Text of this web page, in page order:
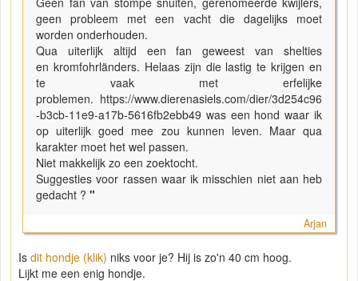
geen probleem met een vacht die dagelijks moet
worden onderhouden.
Qua uiterlijk altijd een fan geweest van shelties
en kromfohrländers. Helaas zijn die lastig te krijgen en
te vaak met erfelijke
problemen. https://www.dierenasiels.com/dier/3d254c96
-b3cb-11e9-a17b-5616fb2ebb49 was een hond waar ik
op uiterlijk goed mee zou kunnen leven. Maar qua
karakter moet het wel passen.
Niet makkelijk zo een zoektocht.
Suggesties voor rassen waar ik misschien niet aan heb
gedacht ? "
Arjan
Is dit hondje (klik) niks voor je? Hij is zo'n 40 cm hoog.
Lijkt me een enig hondje.